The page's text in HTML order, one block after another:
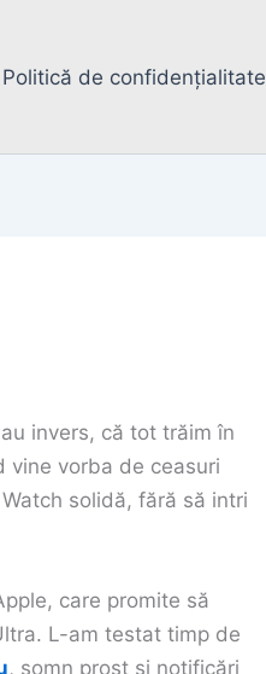
Politică de confidențialitate
invers, că tot trăim în
vine vorba de ceasuri
solidă, fără să intri
care promite să
L-am testat timp de
, somn prost și notificări